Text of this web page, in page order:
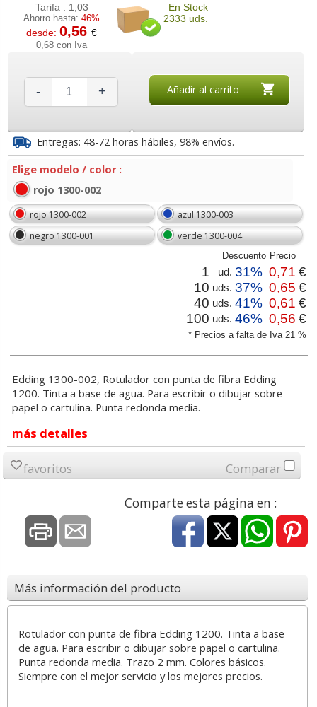
Tarifa :1,03
Ahorro hasta:46%
desde:0,56€
0,68 con Iva
En Stock
2333 uds.
- + Añadir al carrito
Entregas: 48-72 horas hábiles, 98% envíos.
Elige modelo / color :
rojo 1300-002
rojo 1300-002
azul 1300-003
negro 1300-001
verde 1300-004
* Precios a falta de Iva 21 %
Descuento Precio
1 ud. 31% 0,71 €
10 uds. 37% 0,65 €
40 uds. 41% 0,61 €
100 uds. 46% 0,56 €
Edding 1300-002, Rotulador con punta de fibra Edding
1200. Tinta a base de agua. Para escribir o dibujar sobre
papel o cartulina. Punta redonda media.
más detalles
favoritos Comparar
Comparte esta página en :
Más información del producto
Rotulador con punta de fibra Edding 1200. Tinta a base
de agua. Para escribir o dibujar sobre papel o cartulina.
Punta redonda media. Trazo 2 mm. Colores básicos.
Siempre con el mejor servicio y los mejores precios.